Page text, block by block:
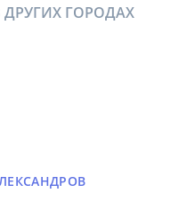
ГОРОДАХ